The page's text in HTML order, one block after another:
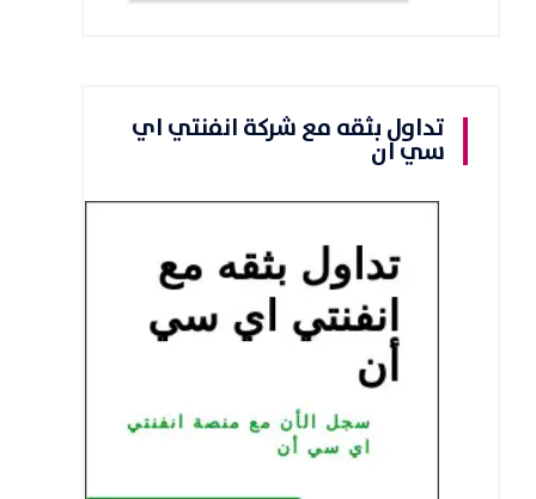
تداول بثقه مع شركة انفنتي اي
سي ان